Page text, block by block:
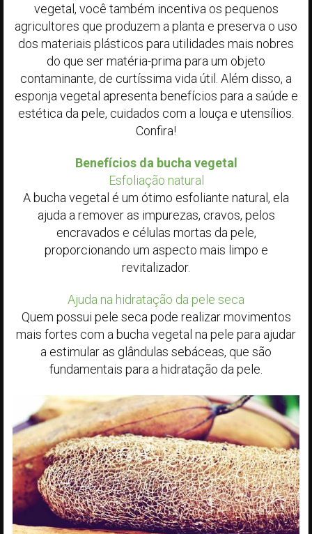
vegetal, você também incentiva os pequenos
agricultores que produzem a planta e preserva o uso
dos materiais plásticos para utilidades mais nobres
do que ser matéria-prima para um objeto
contaminante, de curtíssima vida útil. Além disso, a
esponja vegetal apresenta benefícios para a saúde e
estética da pele, cuidados com a louça e utensílios.
Confira!
Benefícios da bucha vegetal
Esfoliação natural
A bucha vegetal é um ótimo esfoliante natural, ela
ajuda a remover as impurezas, cravos, pelos
encravados e células mortas da pele,
proporcionando um aspecto mais limpo e
revitalizador.
Ajuda na hidratação da pele seca
Quem possui pele seca pode realizar movimentos
mais fortes com a bucha vegetal na pele para ajudar
a estimular as glândulas sebáceas, que são
fundamentais para a hidratação da pele.